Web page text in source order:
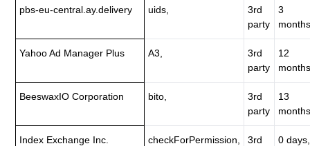
pbs-eu-central.ay.delivery uids,
3rd
party
3
Yahoo Ad Manager Plus A3,
3rd
party
12
BeeswaxIO Corporation bito,
3rd
party
13
Index Exchange Inc.
checkForPermission,
3rd
0 days,